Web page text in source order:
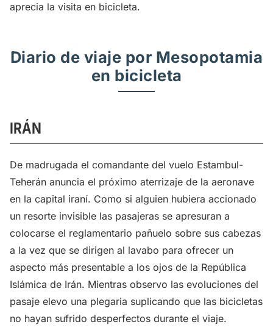
aprecia la visita en bicicleta.
Diario de viaje por Mesopotamia
en bicicleta
IRÁN
De madrugada el comandante del vuelo Estambul-
Teherán anuncia el próximo aterrizaje de la aeronave
en la capital iraní. Como si alguien hubiera accionado
un resorte invisible las pasajeras se apresuran a
colocarse el reglamentario pañuelo sobre sus cabezas
a la vez que se dirigen al lavabo para ofrecer un
aspecto más presentable a los ojos de la República
Islámica de Irán. Mientras observo las evoluciones del
pasaje elevo una plegaria suplicando que las bicicletas
no hayan sufrido desperfectos durante el viaje.